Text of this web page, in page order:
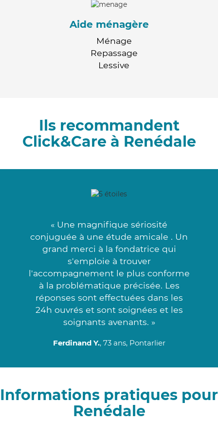
Aide ménagère
Ménage
Repassage
Lessive
Ils recommandent
Click&Care à Renédale
« Une magnifique sériosité
conjuguée à une étude amicale . Un
grand merci à la fondatrice qui
s'emploie à trouver
l'accompagnement le plus conforme
à la problématique précisée. Les
réponses sont effectuées dans les
24h ouvrés et sont soignées et les
soignants avenants. »
Ferdinand Y., 73 ans, Pontarlier
Informations pratiques pour
Renédale